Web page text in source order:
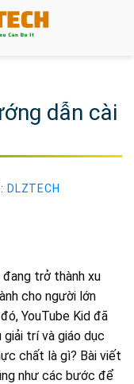
dẫn cài
DLZTECH
đang trở thành xu
cho người lớn
YouTube Kid đã
trí và giáo dục
chất là gì? Bài viết
như các bước để